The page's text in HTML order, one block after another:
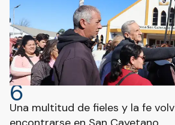
6
Una multitud de fieles y la fe